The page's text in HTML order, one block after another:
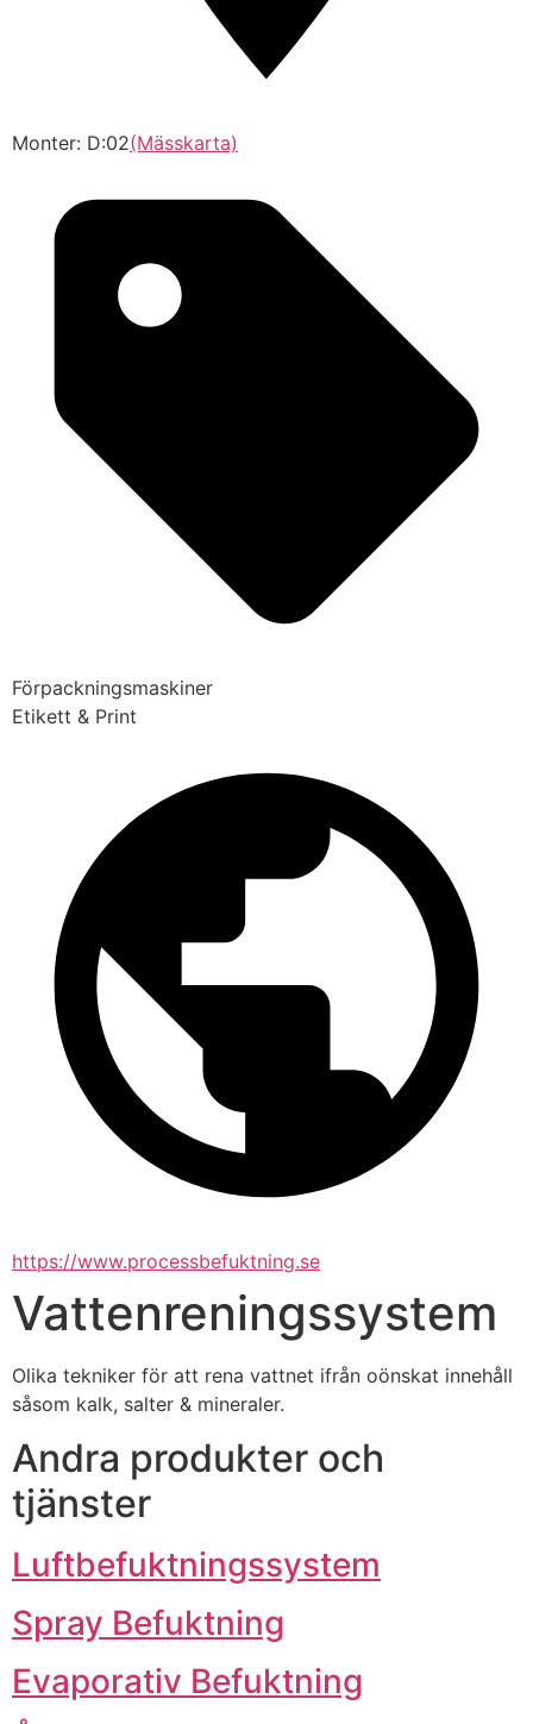
Monter: D:02(Mässkarta)
Förpackningsmaskiner
Etikett & Print
https://www.processbefuktning.se
Vattenreningssystem
Olika tekniker för att rena vattnet ifrån oönskat innehåll
såsom kalk, salter & mineraler.
Andra produkter och
tjänster
Luftbefuktningssystem
Spray Befuktning
Evaporativ Befuktning